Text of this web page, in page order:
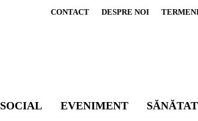
CONTACT DESPRE NOI
SOCIAL EVENIMENT